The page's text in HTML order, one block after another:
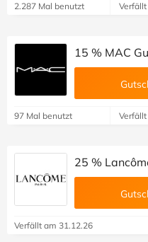
2.287 Mal benutzt
15 % MAC
97 Mal benutzt
25 %
Verfällt am 31.12.26